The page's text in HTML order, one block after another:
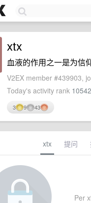
xtx
血液的作用之一是为信
V2EX member #439903,
Today's activity rank 10542
3 9 43
xtx 提问
Per